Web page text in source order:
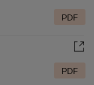
PDF
PDF